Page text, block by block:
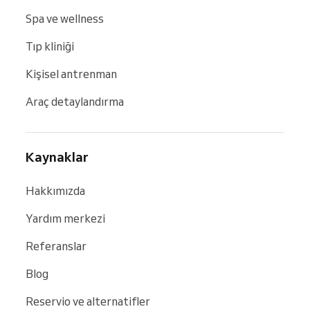
Spa ve wellness
Tıp kliniği
Kişisel antrenman
Araç detaylandırma
Kaynaklar
Hakkımızda
Yardım merkezi
Referanslar
Blog
Reservio ve alternatifler